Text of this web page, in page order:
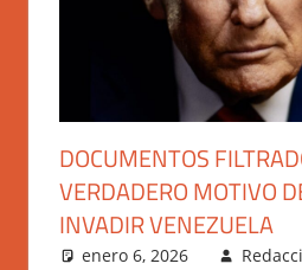
DOCUMENTOS
VERDADERO MOTIVO
INVADIR VENEZUELA
enero 6, 2026